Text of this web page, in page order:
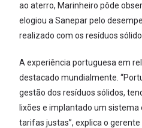
ao aterro, Marinheiro pôde
elogiou a Sanepar pelo
realizado com os resíduos
A experiência portuguesa em
destacado mundialmente.
gestão dos resíduos sólidos,
lixões e implantado um
tarifas justas”, explica o